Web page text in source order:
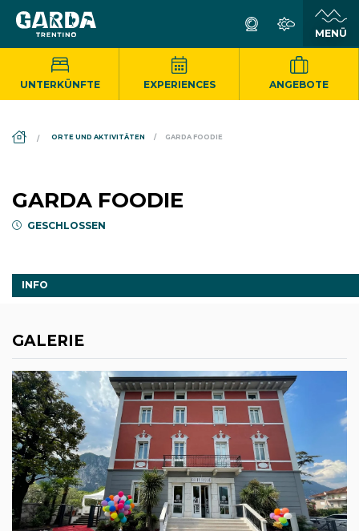
UNTERKÜNFTE EXPERIENCES ANGEBOTE
ORTE UND AKTIVITÄTEN GARDA FOODIE
GARDA FOODIE
GESCHLOSSEN
INFO
GALERIE